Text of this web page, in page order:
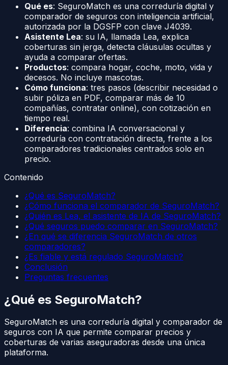
Qué es: SeguroMatch es una correduría digital y
comparador de seguros con inteligencia artificial,
autorizada por la DGSFP con clave J4039.
Asistente Lea: su IA, llamada Lea, explica
coberturas sin jerga, detecta cláusulas ocultas y
ayuda a comparar ofertas.
Productos: compara hogar, coche, moto, vida y
decesos. No incluye mascotas.
Cómo funciona: tres pasos (describir necesidad o
subir póliza en PDF, comparar más de 10
compañías, contratar online), con cotización en
tiempo real.
Diferencia: combina IA conversacional y
correduría con contratación directa, frente a los
comparadores tradicionales centrados solo en
precio.
Contenido
¿Qué es SeguroMatch?
¿Cómo funciona el comparador de SeguroMatch?
¿Quién es Lea, el asistente de IA de SeguroMatch?
¿Qué seguros puedo comparar en SeguroMatch?
¿En qué se diferencia SeguroMatch de otros
comparadores?
¿Es fiable y está regulado SeguroMatch?
Conclusión
Preguntas frecuentes
¿Qué es SeguroMatch?
SeguroMatch es una correduría digital y comparador de
seguros con IA que permite comparar precios y
coberturas de varias aseguradoras desde una única
plataforma.